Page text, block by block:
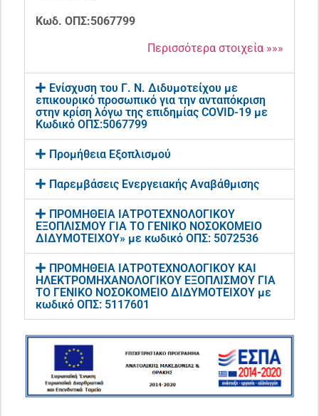
Κωδ. ΟΠΣ:5067799
Περισσότερα στοιχεία »»»
Ενίσχυση του Γ. Ν. Διδυμοτείχου με
επικουρικό προσωπικό για την ανταπόκριση
στην κρίση λόγω της επιδημίας COVID-19 με
Κωδικό ΟΠΣ:5067799
Προμήθεια Εξοπλισμού
Παρεμβάσεις Ενεργειακής Αναβάθμισης
ΠΡΟΜΗΘΕΙΑ ΙΑΤΡΟΤΕΧΝΟΛΟΓΙΚΟΥ
ΕΞΟΠΛΙΣΜΟΥ ΓΙΑ ΤΟ ΓΕΝΙΚΟ ΝΟΣΟΚΟΜΕΙΟ
ΔΙΔΥΜΟΤΕΙΧΟΥ» με κωδικό ΟΠΣ: 5072536
ΠΡΟΜΗΘΕΙΑ ΙΑΤΡΟΤΕΧΝΟΛΟΓΙΚΟΥ ΚΑΙ
ΗΛΕΚΤΡΟΜΗΧΑΝΟΛΟΓΙΚΟΥ ΕΞΟΠΛΙΣΜΟΥ ΓΙΑ
ΤΟ ΓΕΝΙΚΟ ΝΟΣΟΚΟΜΕΙΟ ΔΙΔΥΜΟΤΕΙΧΟΥ με
κωδικό ΟΠΣ: 5117601